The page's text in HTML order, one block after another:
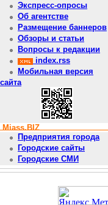
Экспресс-опросы
Об агентстве
Размещение баннеров
Обзоры и статьи
Вопросы к редакции
index.rss
Мобильная версия
сайта
Miass.BIZ
Предприятия города
Городские сайты
Городские СМИ